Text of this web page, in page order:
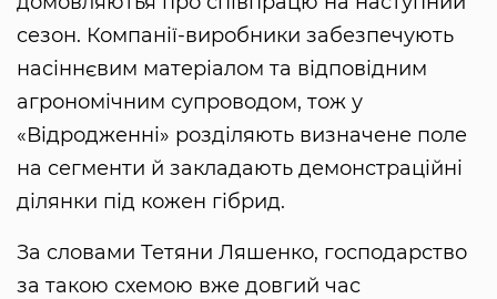
сезон. Компанії-виробники забезпечують
насіннєвим матеріалом та відповідним
агрономічним супроводом, тож у
«Відродженні» розділяють визначене поле
на сегменти й закладають демонстраційні
ділянки під кожен гібрид.
За словами Тетяни Ляшенко, господарство
за такою схемою вже довгий час